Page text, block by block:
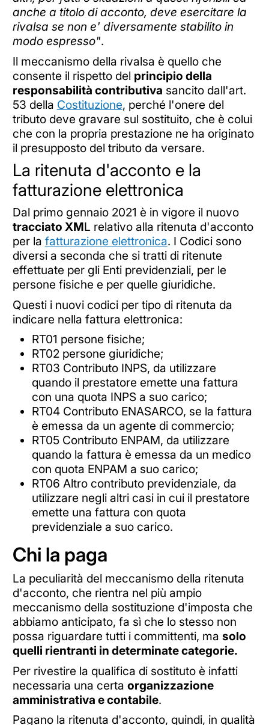
anche a titolo di acconto, deve esercitare la
rivalsa se non e' diversamente stabilito in
modo espresso".
Il meccanismo della rivalsa è quello che
consente il rispetto del principio della
responsabilità contributiva sancito dall'art.
53 della Costituzione, perché l'onere del
tributo deve gravare sul sostituito, che è colui
che con la propria prestazione ne ha originato
il presupposto del tributo da versare.
La ritenuta d'acconto e la
fatturazione elettronica
Dal primo gennaio 2021 è in vigore il nuovo
tracciato XML relativo alla ritenuta d'acconto
per la fatturazione elettronica. I Codici sono
diversi a seconda che si tratti di ritenute
effettuate per gli Enti previdenziali, per le
persone fisiche e per quelle giuridiche.
Questi i nuovi codici per tipo di ritenuta da
indicare nella fattura elettronica:
RT01 persone fisiche;
RT02 persone giuridiche;
RT03 Contributo INPS, da utilizzare
quando il prestatore emette una fattura
con una quota INPS a suo carico;
RT04 Contributo ENASARCO, se la fattura
è emessa da un agente di commercio;
RT05 Contributo ENPAM, da utilizzare
quando la fattura è emessa da un medico
con quota ENPAM a suo carico;
RT06 Altro contributo previdenziale, da
utilizzare negli altri casi in cui il prestatore
emette una fattura con quota
previdenziale a suo carico.
Chi la paga
La peculiarità del meccanismo della ritenuta
d'acconto, che rientra nel più ampio
meccanismo della sostituzione d'imposta che
abbiamo anticipato, fa sì che lo stesso non
possa riguardare tutti i committenti, ma solo
quelli rientranti in determinate categorie.
Per rivestire la qualifica di sostituto è infatti
necessaria una certa organizzazione
amministrativa e contabile.
Pagano la ritenuta d'acconto, quindi, in qualità